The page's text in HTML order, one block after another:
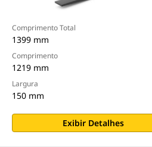
Comprimento Total
1399 mm
Comprimento
1219 mm
Largura
150 mm
Exibir Detalhes